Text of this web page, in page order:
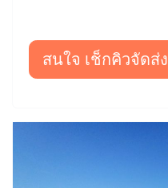
สนใจ เช็กคิวจัดส่ง